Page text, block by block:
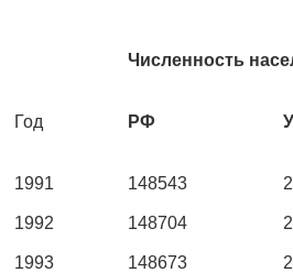
Численность
Год РФ
1991
1992
1993
148543
148704
148673